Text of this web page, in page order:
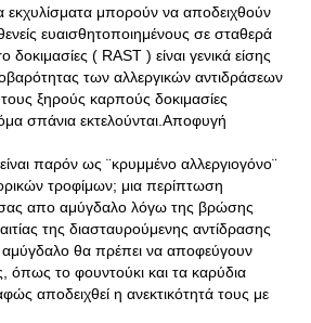
εκχυλίσματα μπορούν να αποδειχθούν
ευαισθητοποιημένους σε σταθερά
( RAST ) είναι γενικά είσης
των αλλεργικών αντιδράσεων
ξηρούς καρπούς δοκιμασίες
σπάνια εκτελούνται.Αποφυγή
παρόν ως ¨κρυμμένο αλλεργιογόνο¨
τροφίμων; μια περίπτωση
απο αμύγδαλο λόγω της βρώσης
της διασταυρούμενης αντίδρασης
αμύγδαλο θα πρέπει να αποφεύγουν
όπως το φουντούκι και τα καρύδια
αποδειχθεί η ανεκτικότητά τους με